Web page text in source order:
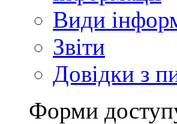
Види
Звіти
Довідки з
Форми